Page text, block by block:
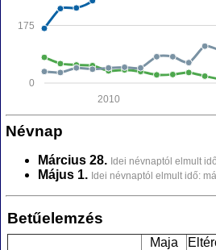
0
175
2010
Névnap
Március 28. Idei névnaptól elmult
Május 1. Idei névnaptól elmult idő:
Betűelemzés
Maja